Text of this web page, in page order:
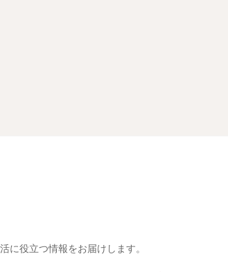
に役立つ情報をお届けします。